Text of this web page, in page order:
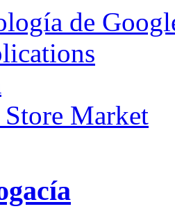
de
Market